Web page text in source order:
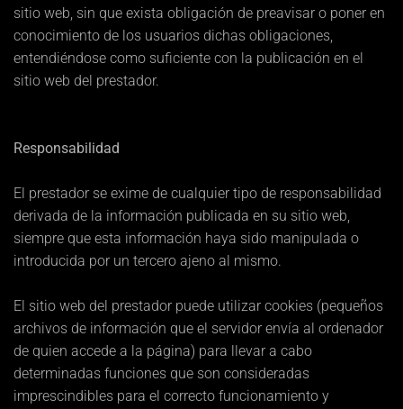
sitio web, sin que exista obligación de preavisar o poner en
conocimiento de los usuarios dichas obligaciones,
entendiéndose como suficiente con la publicación en el
sitio web del prestador.
Responsabilidad
El prestador se exime de cualquier tipo de responsabilidad
derivada de la información publicada en su sitio web,
siempre que esta información haya sido manipulada o
introducida por un tercero ajeno al mismo.
El sitio web del prestador puede utilizar cookies (pequeños
archivos de información que el servidor envía al ordenador
de quien accede a la página) para llevar a cabo
determinadas funciones que son consideradas
imprescindibles para el correcto funcionamiento y